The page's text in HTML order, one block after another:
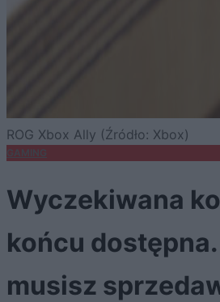
ROG Xbox Ally (Źródło: Xbox)
Wyczekiwana
końcu
musisz